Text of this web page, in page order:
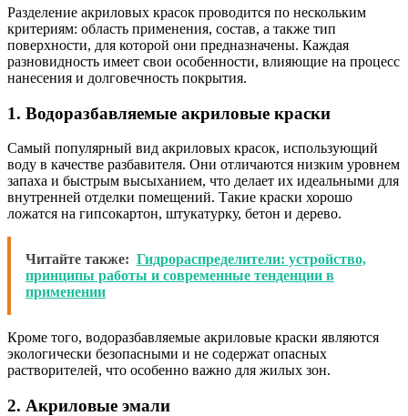
Разделение акриловых красок проводится по нескольким
критериям: область применения, состав, а также тип
поверхности, для которой они предназначены. Каждая
разновидность имеет свои особенности, влияющие на процесс
нанесения и долговечность покрытия.
1. Водоразбавляемые акриловые краски
Самый популярный вид акриловых красок, использующий
воду в качестве разбавителя. Они отличаются низким уровнем
запаха и быстрым высыханием, что делает их идеальными для
внутренней отделки помещений. Такие краски хорошо
ложатся на гипсокартон, штукатурку, бетон и дерево.
Читайте также: Гидрораспределители: устройство,
принципы работы и современные тенденции в
применении
Кроме того, водоразбавляемые акриловые краски являются
экологически безопасными и не содержат опасных
растворителей, что особенно важно для жилых зон.
2. Акриловые эмали